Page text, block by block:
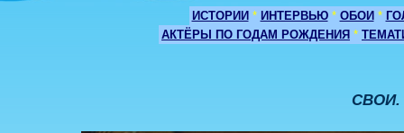
ИСТОРИИ * ИНТЕРВЬЮ * ОБОИ *
АКТЁРЫ ПО ГОДАМ РОЖДЕНИЯ *
СВОИ.